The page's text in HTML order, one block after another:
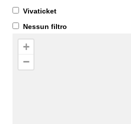
Vivaticket
Nessun filtro
+
−